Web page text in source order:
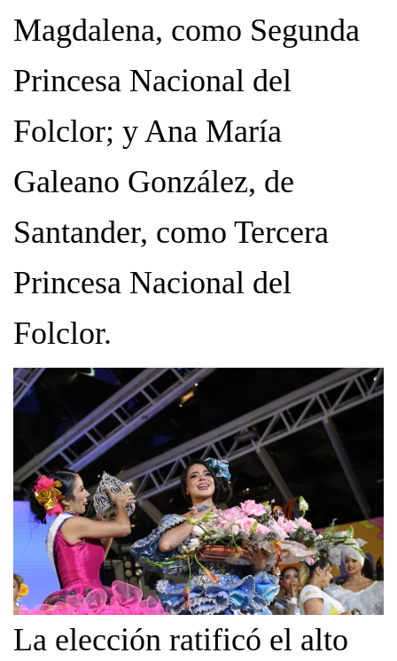
Magdalena, como Segunda
Princesa Nacional del
Folclor; y Ana María
Galeano González, de
Santander, como Tercera
Princesa Nacional del
Folclor.
La elección ratificó el alto